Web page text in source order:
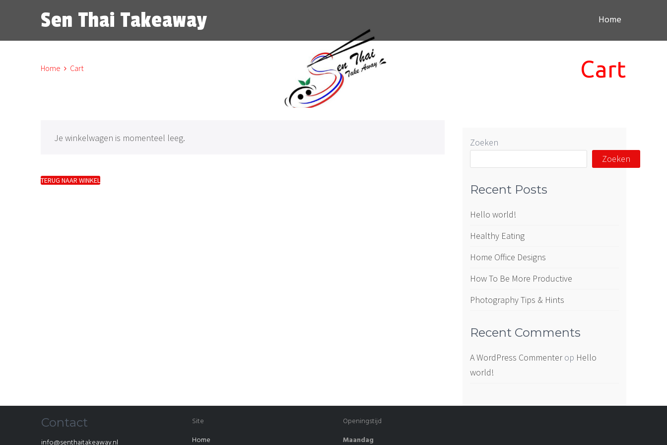
Sen Thai Takeaway Home
Cart
Home Cart
Je winkelwagen is momenteel leeg.
TERUG NAAR WINKEL
Zoeken
Zoeken
Recent Posts
Hello world!
Healthy Eating
Home Office Designs
How To Be More Productive
Photography Tips & Hints
Recent Comments
A WordPress Commenterop Hello
world!
Contact
Site
Home
Openingstijd
Maandag